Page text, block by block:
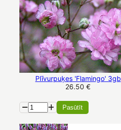
Plīvurpuķes 'Flamingo' 3gb
26.50 €
Pasūtīt